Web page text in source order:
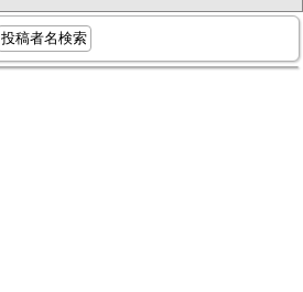
投稿者名検索